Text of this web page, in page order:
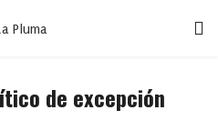
de excepción